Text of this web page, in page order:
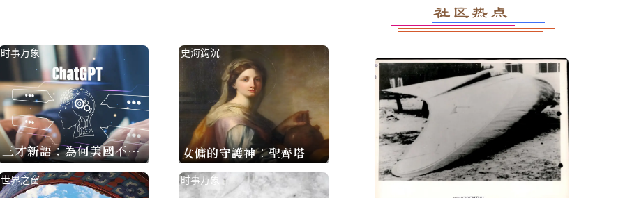
时事万象
三才新語：為何美國不需
擔心中國製AI DeepSee
k？
世界之窗
史海鈎沉
女傭的守護神︰聖齊塔
时事万象
社区热点